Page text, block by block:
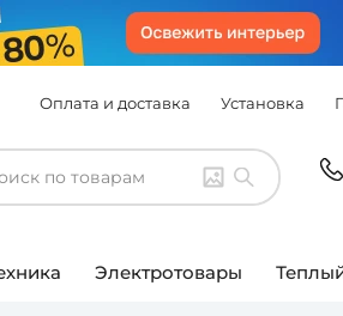
Оплата и доставка Установка
Электротовары